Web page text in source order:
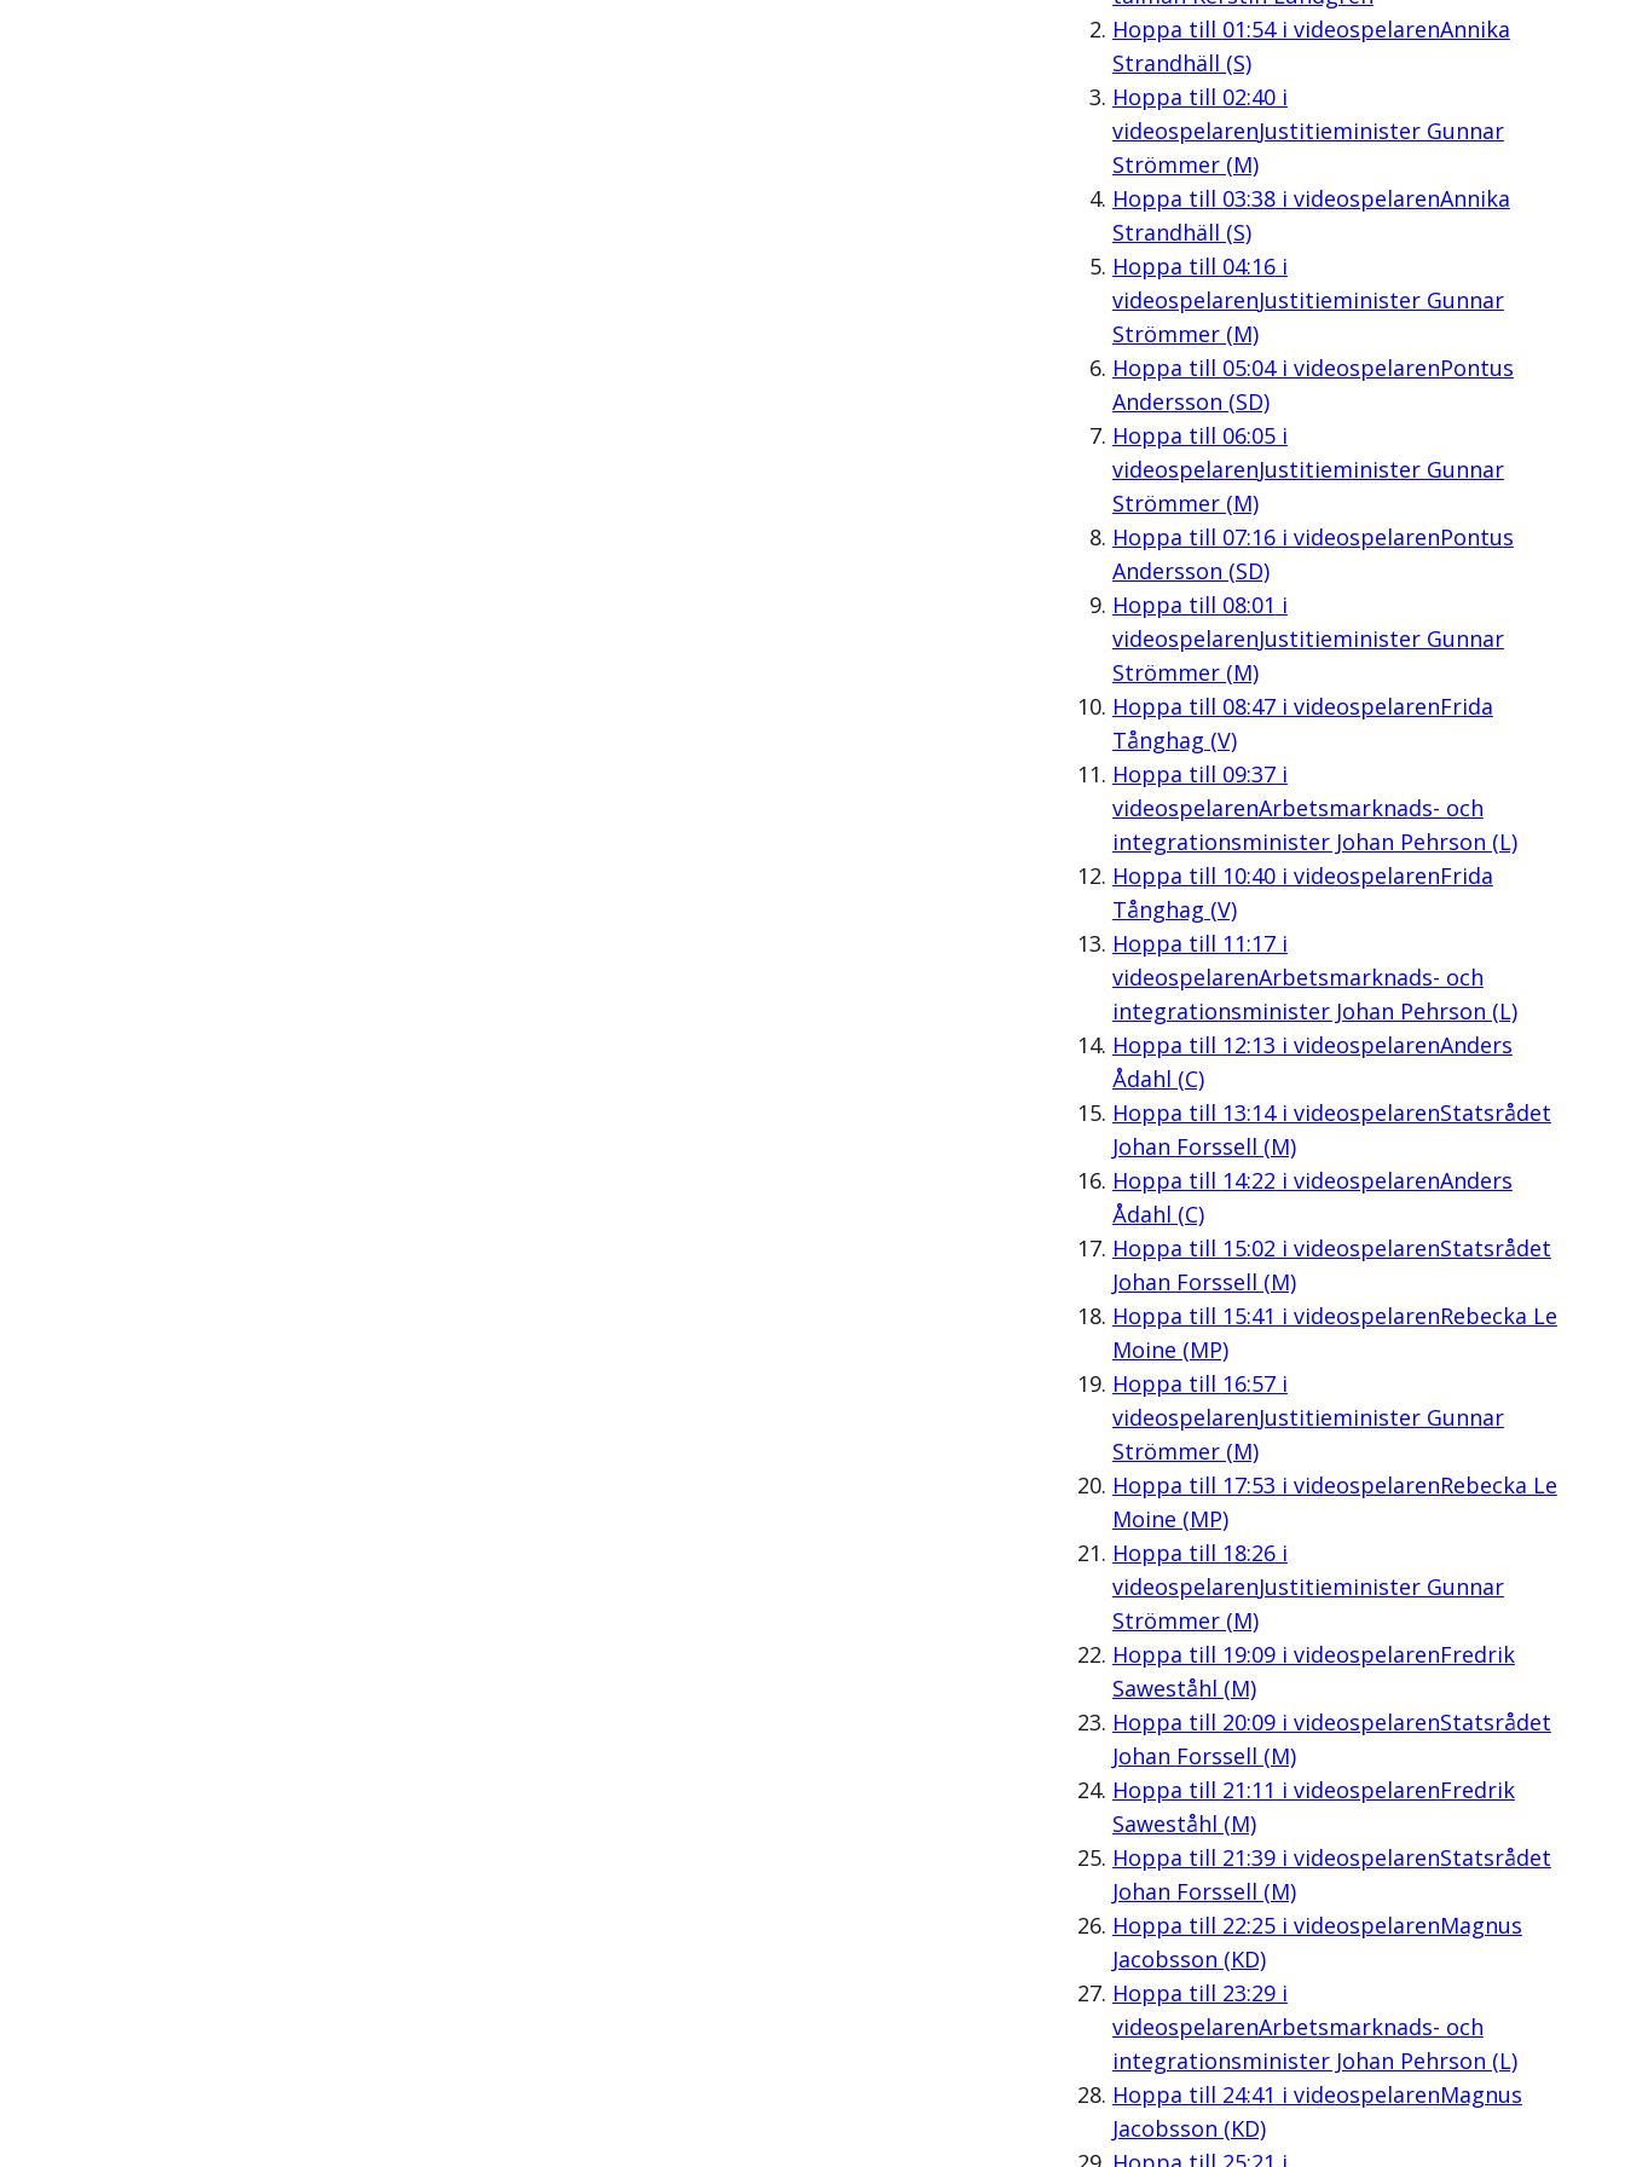
Hoppa till 01:54i videospelarenAnnika
Strandhäll (S)
Hoppa till 02:40i
videospelarenJustitieminister Gunnar
Strömmer (M)
Hoppa till 03:38i videospelarenAnnika
Strandhäll (S)
Hoppa till 04:16i
videospelarenJustitieminister Gunnar
Strömmer (M)
Hoppa till 05:04i videospelarenPontus
Andersson (SD)
Hoppa till 06:05i
videospelarenJustitieminister Gunnar
Strömmer (M)
Hoppa till 07:16i videospelarenPontus
Andersson (SD)
Hoppa till 08:01 i
videospelarenJustitieminister Gunnar
Strömmer (M)
Hoppa till 08:47i videospelarenFrida
Tånghag (V)
Hoppa till 09:37i
videospelarenArbetsmarknads- och
integrationsminister Johan Pehrson (L)
Hoppa till 10:40i videospelarenFrida
Tånghag (V)
Hoppa till 11:17i
videospelarenArbetsmarknads- och
integrationsminister Johan Pehrson (L)
Hoppa till 12:13 i videospelarenAnders
Ådahl (C)
Hoppa till 13:14i videospelarenStatsrådet
Johan Forssell (M)
Hoppa till 14:22 i videospelarenAnders
Ådahl (C)
Hoppa till 15:02 i videospelarenStatsrådet
Johan Forssell (M)
Hoppa till 15:41 i videospelarenRebecka Le
Moine (MP)
Hoppa till 16:57i
videospelarenJustitieminister Gunnar
Strömmer (M)
Hoppa till 17:53 i videospelarenRebecka Le
Moine (MP)
Hoppa till 18:26i
videospelarenJustitieminister Gunnar
Strömmer (M)
Hoppa till 19:09i videospelarenFredrik
Saweståhl (M)
Hoppa till 20:09i videospelarenStatsrådet
Johan Forssell (M)
Hoppa till 21:11 i videospelarenFredrik
Saweståhl (M)
Hoppa till 21:39i videospelarenStatsrådet
Johan Forssell (M)
Hoppa till 22:25i videospelarenMagnus
Jacobsson (KD)
Hoppa till 23:29i
videospelarenArbetsmarknads- och
integrationsminister Johan Pehrson (L)
Hoppa till 24:41 i videospelarenMagnus
Jacobsson (KD)